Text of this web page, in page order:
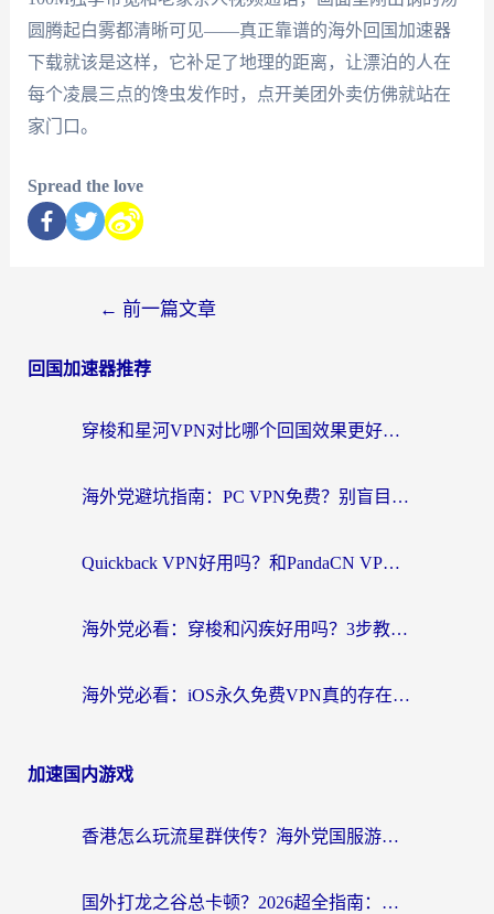
圆腾起白雾都清晰可见——真正靠谱的海外回国加速器
下载就该是这样，它补足了地理的距离，让漂泊的人在
每个凌晨三点的馋虫发作时，点开美团外卖仿佛就站在
家门口。
Spread the love
← 前一篇文章
回国加速器推荐
穿梭和星河VPN对比哪个回国效果更好？海外党亲测5款加速器的无缝访问指南
海外党避坑指南：PC VPN免费？别盲目！教你选对回国加速器无缝刷国内资源
Quickback VPN好用吗？和PandaCN VPN对比哪个回国效果更好？海外党必看的真实体验指南
海外党必看：穿梭和闪疾好用吗？3步教你选对回国加速器，无缝刷剧玩Steam
海外党必看：iOS永久免费VPN真的存在吗？教你选对回国加速器无缝刷国内资源
加速国内游戏
香港怎么玩流星群侠传？海外党国服游戏不卡顿的终极解决方案
国外打龙之谷总卡顿？2026超全指南：选对加速器，龙之谷星战前夜激战2都能丝滑畅玩